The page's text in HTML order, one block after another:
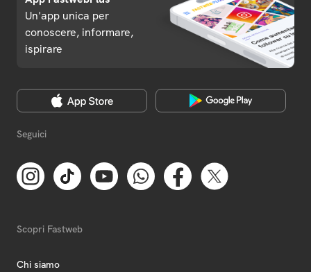
Un'app unica per
conoscere, informare,
ispirare
Seguici
Scopri Fastweb
Chi siamo